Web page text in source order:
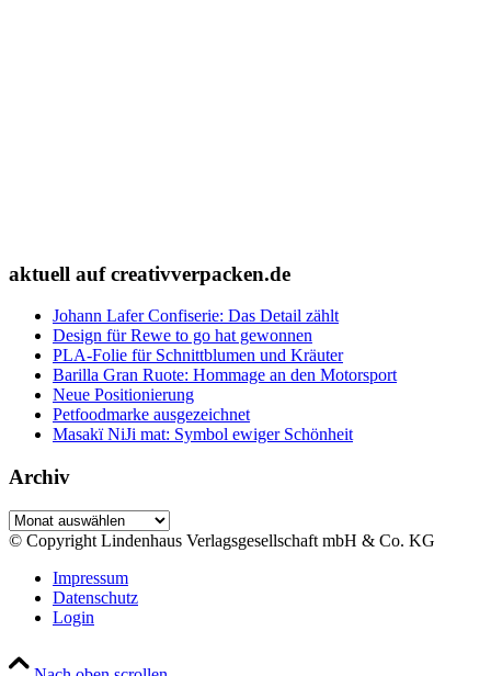
aktuell auf creativverpacken.de
Johann Lafer Confiserie: Das Detail zählt
Design für Rewe to go hat gewonnen
PLA-Folie für Schnittblumen und Kräuter
Barilla Gran Ruote: Hommage an den Motorsport
Neue Positionierung
Petfoodmarke ausgezeichnet
Masakï NiJi mat: Symbol ewiger Schönheit
Archiv
Archiv
© Copyright Lindenhaus Verlagsgesellschaft mbH & Co. KG
Impressum
Datenschutz
Login